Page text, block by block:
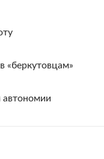
«беркутовцам»
автономии